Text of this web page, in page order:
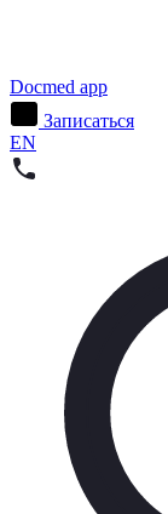
Docmed app
Записаться
EN